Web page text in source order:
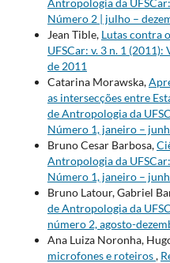
Número 2 | julho –
Jean Tible, Lutas contra
UFSCar: v. 3 n. 1
de 2011
Catarina Morawska,
as intersecções entre
de Antropologia da
Número 1, janeiro –
Bruno Cesar Barbosa,
Antropologia da
Número 1, janeiro –
Bruno Latour, Gabriel
de Antropologia da
número 2, agosto-
Ana Luiza Noronha,
microfones e roteiros,